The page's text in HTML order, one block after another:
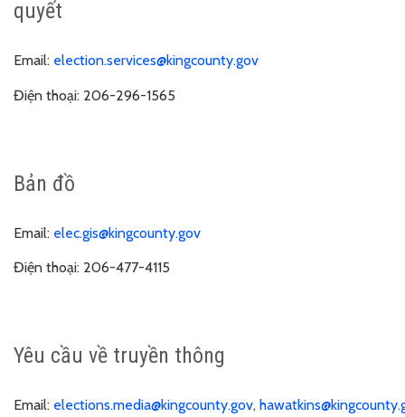
quyết
Email: election.services@kingcounty.gov
Điện thoại: 206-296-1565
Bản đồ
Email: elec.gis@kingcounty.gov
Điện thoại: 206-477-4115
Yêu cầu về truyền thông
Email: elections.media@kingcounty.gov,